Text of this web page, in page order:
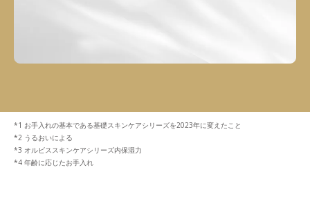
お手入れの基本である基礎スキンケアシリーズを2023年に変えたこと
うるおいによる
オルビススキンケアシリーズ内保湿力
年齢に応じたお手入れ